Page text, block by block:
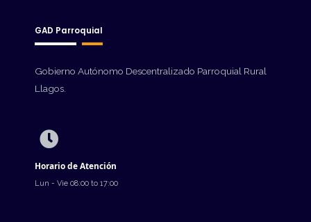
GAD Parroquial
Gobierno Autónomo Descentralizado Parroquial Rural
Llagos.
Horario de Atención
Lun - Vie 08:00 to 17:00